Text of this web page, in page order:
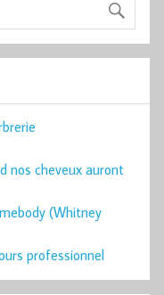
nos cheveux auront
(Whitney
professionnel